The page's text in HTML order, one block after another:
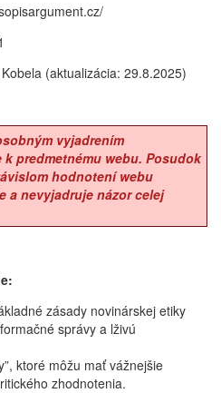
(aktualizácia: 29.8.2025)
vyjadrením
predmetnému webu. Posudok
hodnotení webu
a nevyjadruje názor celej
zásady novinárskej etiky
správy a lživú
ktoré môžu mať vážnejšie
zhodnotenia.